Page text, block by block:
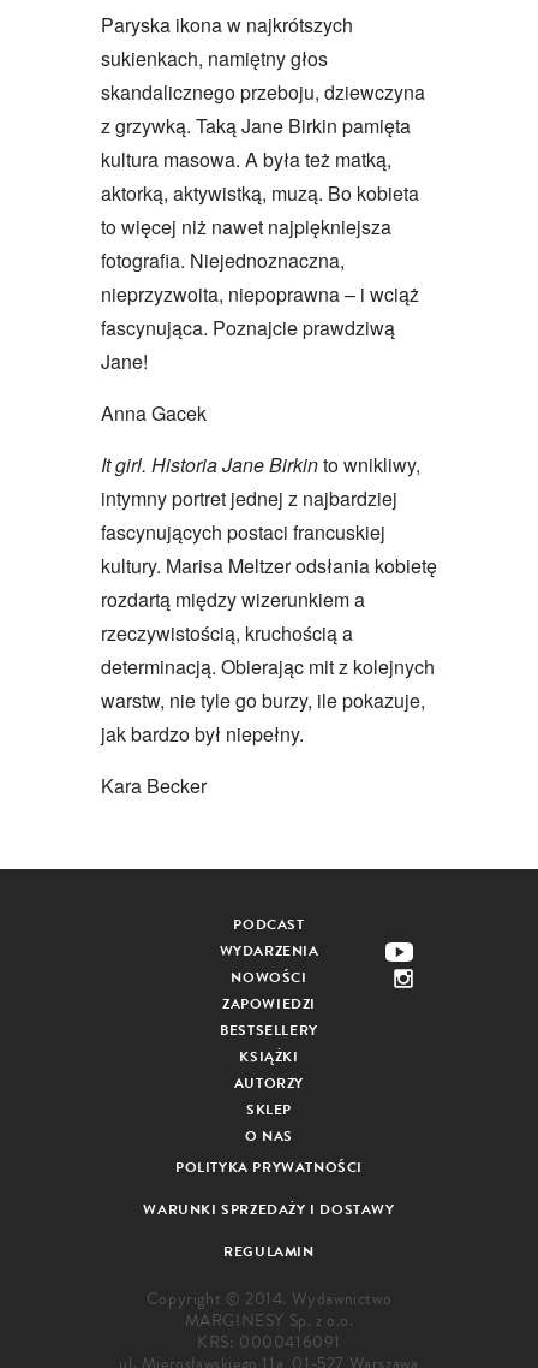
Paryska ikona w najkrótszych
sukienkach, namiętny głos
skandalicznego przeboju, dziewczyna
z grzywką. Taką Jane Birkin pamięta
kultura masowa. A była też matką,
aktorką, aktywistką, muzą. Bo kobieta
to więcej niż nawet najpiękniejsza
fotografia. Niejednoznaczna,
nieprzyzwoita, niepoprawna – i wciąż
fascynująca. Poznajcie prawdziwą
Jane!
Anna Gacek
It girl. Historia Jane Birkinto wnikliwy,
intymny portret jednej z najbardziej
fascynujących postaci francuskiej
kultury. Marisa Meltzer odsłania kobietę
rozdartą między wizerunkiem a
rzeczywistością, kruchością a
determinacją. Obierając mit z kolejnych
warstw, nie tyle go burzy, ile pokazuje,
jak bardzo był niepełny.
Kara Becker
PODCAST
WYDARZENIA
NOWOŚCI
ZAPOWIEDZI
BESTSELLERY
KSIĄŻKI
AUTORZY
SKLEP
O NAS
POLITYKA PRYWATNOŚCI
WARUNKI SPRZEDAŻY I DOSTAWY
REGULAMIN
Copyright © 2014. Wydawnictwo
MARGINESY Sp. z o.o.
KRS: 0000416091